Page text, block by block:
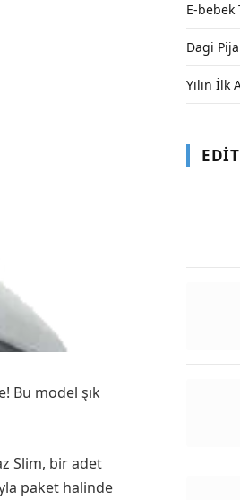
Bu model şık
Slim, bir adet
paket halinde
E-
Dagi
Yılın İlk